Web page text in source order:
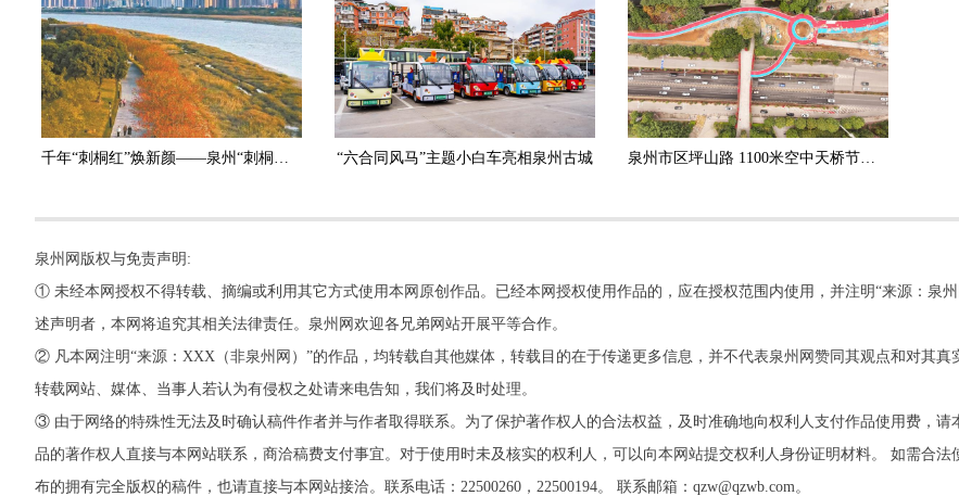
千年“刺桐红”焕新颜——泉州“刺桐催花技术研究与应用”项目通过验收 “六合同风马”主题小白车亮相泉州古城 泉州市区坪山路 1100米空中天桥节前有望开通
泉州网版权与免责声明:
① 未经本网授权不得转载、摘编或利用其它方式使用本网原创作品。已经本网授权使用作品的，应在授权范围内使用，并注明“来源：泉
述声明者，本网将追究其相关法律责任。泉州网欢迎各兄弟网站开展平等合作。
② 凡本网注明“来源：XXX（非泉州网）”的作品，均转载自其他媒体，转载目的在于传递更多信息，并不代表泉州网赞同其观点和对其真
转载网站、媒体、当事人若认为有侵权之处请来电告知，我们将及时处理。
③ 由于网络的特殊性无法及时确认稿件作者并与作者取得联系。为了保护著作权人的合法权益，及时准确地向权利人支付作品使用费，请
品的著作权人直接与本网站联系，商洽稿费支付事宜。对于使用时未及核实的权利人，可以向本网站提交权利人身份证明材料。 如需合法
布的拥有完全版权的稿件，也请直接与本网站接洽。联系电话：22500260，22500194。 联系邮箱：qzw@qzwb.com。